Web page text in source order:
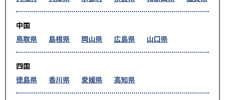
中国
鳥取県
島根県 岡山県 広島県 山口県
四国
徳島県
香川県 愛媛県 高知県